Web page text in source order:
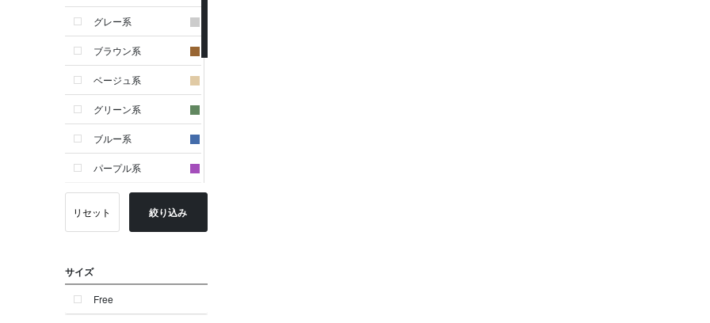
グレー系
ブラウン系
ベージュ系
グリーン系
ブルー系
パープル系
イエロー系
オレンジ系
シルバー系
リセット 絞り込み
サイズ
Free